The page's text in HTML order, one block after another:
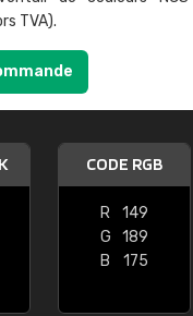
TVA).
CODE RGB
R
149
G
189
B
175